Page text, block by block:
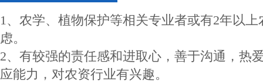
1、农学、植物保护等相关专业者或有2年以
虑。
2、有较强的责任感和进取心，善于沟通，热
应能力，对农资行业有兴趣。